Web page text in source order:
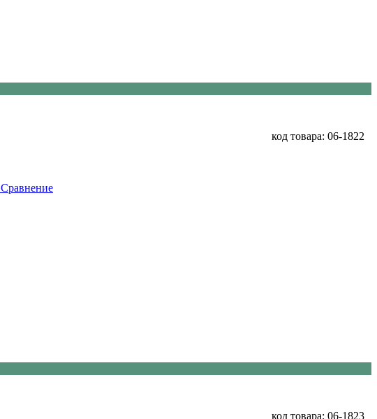
код товара: 06-1822
Сравнение
код товара: 06-1823